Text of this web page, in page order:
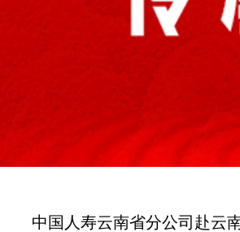
中国人寿云南省分公司赴云